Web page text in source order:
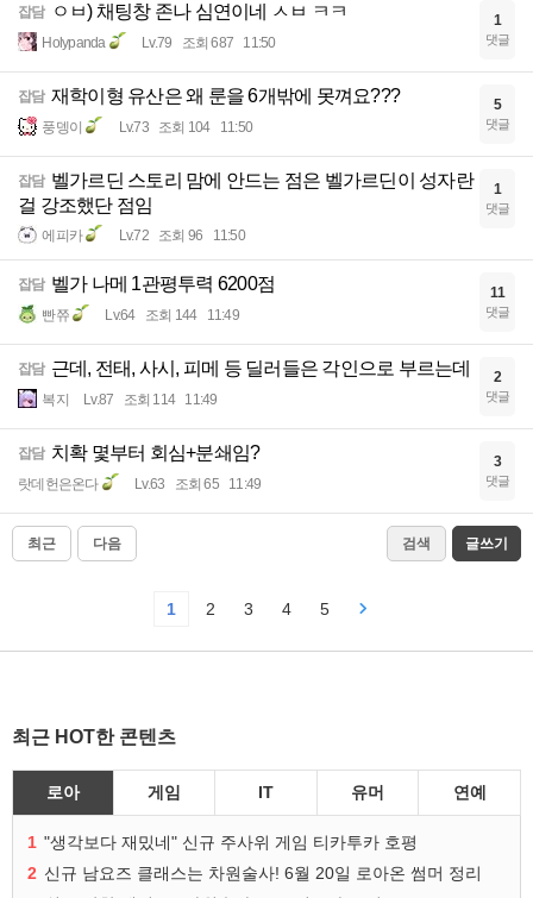
잡담 ㅇㅂ) 채팅창 존나 심연이네 ㅅㅂ ㅋㅋ
Holypanda Lv.79 조회 687 11:50
1
댓글
잡담 재학이형 유산은 왜 룬을 6개밖에 못껴요???
풍뎅이 Lv.73 조회 104 11:50
5
댓글
잡담 벨가르딘 스토리 맘에 안드는 점은 벨가르딘이 성자란
걸 강조했단 점임
에피카 Lv.72 조회 96 11:50
1
댓글
잡담 벨가 나메 1관평투력 6200점
빤쮸 Lv.64 조회 144 11:49
11
댓글
잡담 근데, 전태, 사시, 피메 등 딜러들은 각인으로 부르는데
복지 Lv.87 조회 114 11:49
2
댓글
잡담 치확 몇부터 회심+분쇄임?
랏데헌은온다 Lv.63 조회 65 11:49
3
댓글
최근 다음 검색 글쓰기
1 2 3 4 5
최근 HOT한 콘텐츠
로아 게임 IT 유머 연예
1 "생각보다 재밌네" 신규 주사위 게임 티카투카 호평
2 신규 남요즈 클래스는 차원술사! 6월 20일 로아온 썸머 정리